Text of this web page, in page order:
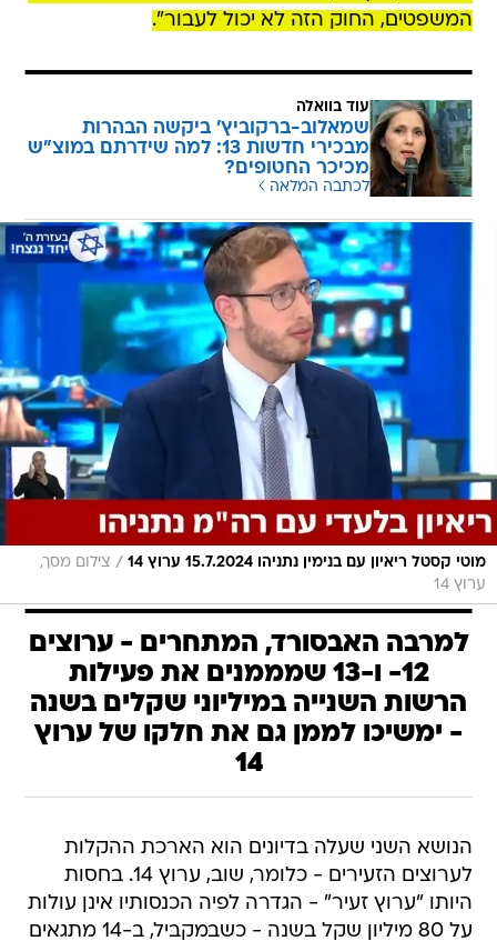
המשפטים, החוק הזה לא יכול לעבור".
עוד בוואלה
שמאלוב-ברקוביץ' ביקשה הבהרות
מבכירי חדשות 13: למה שידרתם במוצ"ש
מכיכר החטופים?
לכתבה המלאה
מוטי קסטל ריאיון עם בנימין נתניהו 15.7.2024 ערוץ 14 / צילום מסך,
ערוץ 14
למרבה האבסורד, המתחרים - ערוצים
12- ו-13 שמממנים את פעילות
הרשות השנייה במיליוני שקלים בשנה
- ימשיכו לממן גם את חלקו של ערוץ
14
הנושא השני שעלה בדיונים הוא הארכת ההקלות
לערוצים הזעירים - כלומר, שוב, ערוץ 14. בחסות
היותו "ערוץ זעיר" - הגדרה לפיה הכנסותיו אינן עולות
על 80 מיליון שקל בשנה - כשבמקביל, ב-14 מתגאים